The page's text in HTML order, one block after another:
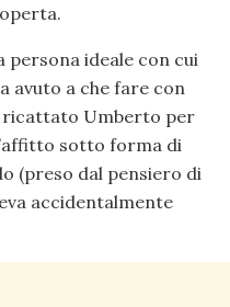
persona ideale con cui
avuto a che fare con
ricattato Umberto per
sotto forma di
(preso dal pensiero di
accidentalmente